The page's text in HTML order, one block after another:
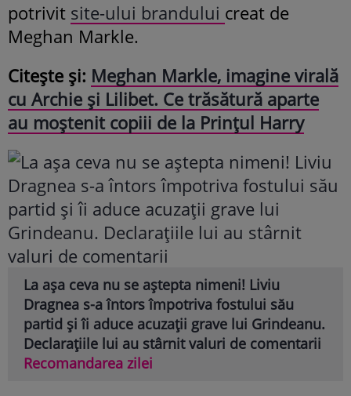
potrivit site-ului brandului creat de
Meghan Markle.
Citește și: Meghan Markle, imagine virală
cu Archie și Lilibet. Ce trăsătură aparte
au moștenit copiii de la Prințul Harry
La așa ceva nu se aștepta nimeni! Liviu
Dragnea s-a întors împotriva fostului său
partid și îi aduce acuzații grave lui Grindeanu.
Declarațiile lui au stârnit valuri de comentarii
Recomandarea zilei